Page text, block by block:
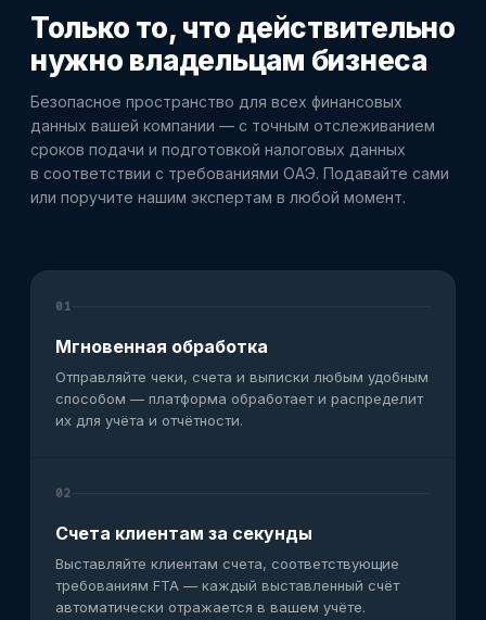
Только то, что действительно
нужно владельцам бизнеса
Безопасное пространство для всех финансовых
данных вашей компании — с точным отслеживанием
сроков подачи и подготовкой налоговых данных
в соответствии с требованиями ОАЭ. Подавайте сами
или поручите нашим экспертам в любой момент.
01
Мгновенная обработка
Отправляйте чеки, счета и выписки любым удобным
способом — платформа обработает и распределит
их для учёта и отчётности.
02
Счета клиентам за секунды
Выставляйте клиентам счета, соответствующие
требованиям FTA — каждый выставленный счёт
автоматически отражается в вашем учёте.